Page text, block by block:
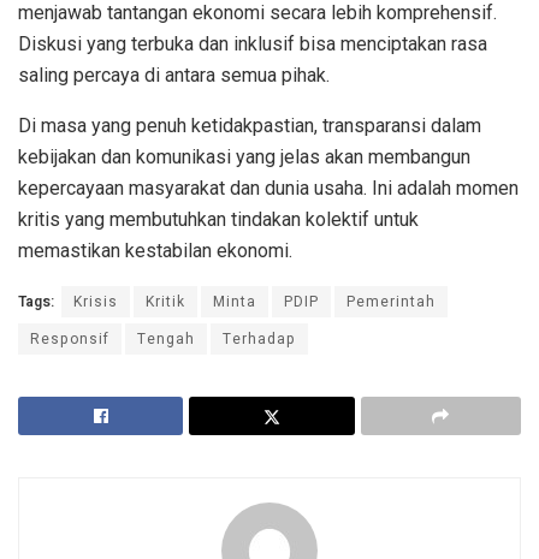
menjawab tantangan ekonomi secara lebih komprehensif.
Diskusi yang terbuka dan inklusif bisa menciptakan rasa
saling percaya di antara semua pihak.
Di masa yang penuh ketidakpastian, transparansi dalam
kebijakan dan komunikasi yang jelas akan membangun
kepercayaan masyarakat dan dunia usaha. Ini adalah momen
kritis yang membutuhkan tindakan kolektif untuk
memastikan kestabilan ekonomi.
Tags: Krisis Kritik Minta PDIP
Pemerintah
Responsif
Tengah Terhadap